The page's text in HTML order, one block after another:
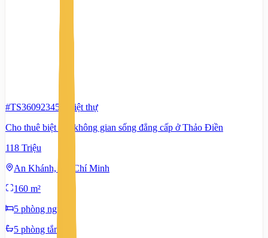
#TS36092345
Biệt thự
Cho thuê biệt thự không gian sống đẳng cấp ở Thảo Điền
118 Triệu
An Khánh, Hồ Chí Minh
160 m²
5 phòng ngủ
5 phòng tắm